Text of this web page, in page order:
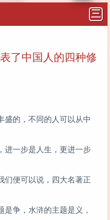
了中国人的四种修
盛的，不同的人可以从中
进一步是人生，更进一步
们便可以说，四大名著正
争，水浒的主题是义，